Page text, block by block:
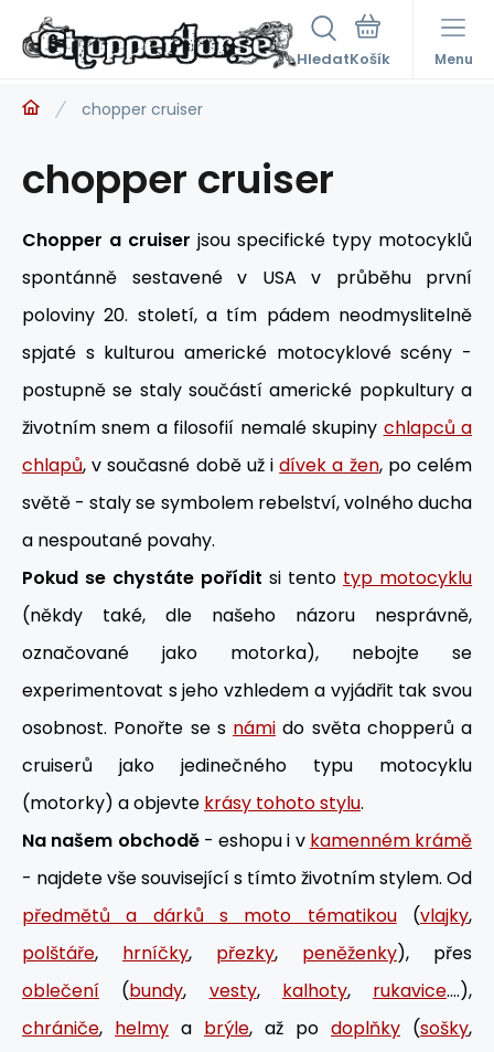
Hledat Menu
chopper cruiser
chopper cruiser
Chopper a cruiser jsou specifické typy motocyklů
spontánně sestavené v USA v průběhu první
poloviny 20. století, a tím pádem neodmyslitelně
spjaté s kulturou americké motocyklové scény -
postupně se staly součástí americké popkultury a
životním snem a filosofií nemalé skupiny chlapců a
chlapů, v současné době už idívek a žen, po celém
světě - staly se symbolem rebelství, volného ducha
a nespoutané povahy.
Pokud se chystáte pořídit si tento typ motocyklu
(někdy také, dle našeho názoru nesprávně,
označované jako motorka), nebojte se
experimentovat s jeho vzhledem a vyjádřit tak svou
osobnost. Ponořte se s námi do světa chopperů a
cruiserů jako jedinečného typu motocyklu
(motorky) a objevte krásy tohoto stylu.
Na našem obchodě- eshopu i v kamenném krámě
- najdete vše související s tímto životním stylem. Od
předmětů a dárků s moto tématikou(vlajky,
polštáře, hrníčky, přezky, peněženky), přes
oblečení (bundy, vesty, kalhoty, rukavice....),
chrániče, helmy a brýle, až po doplňky (sošky,